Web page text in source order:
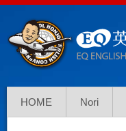
HOME Nori